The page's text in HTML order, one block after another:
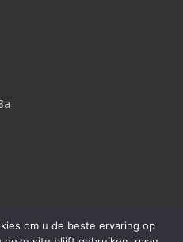
om u de beste ervaring op